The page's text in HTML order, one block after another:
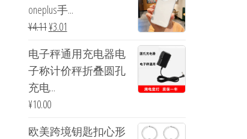
oneplus手...
¥4.11¥3.01
电子秤通用充电器电
子称计价秤折叠圆孔
充电...
¥10.00
欧美跨境钥匙扣心形